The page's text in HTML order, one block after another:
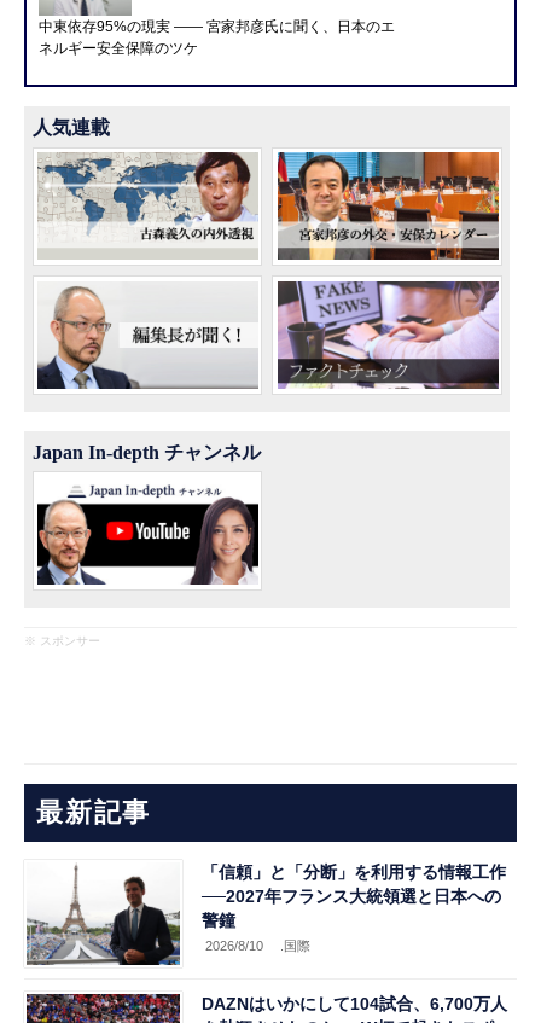
中東依存95%の現実 ―― 宮家邦彦氏に聞く、日本のエ
ネルギー安全保障のツケ
人気連載
Japan In-depth チャンネル
※ スポンサー
最新記事
「信頼」と「分断」を利用する情報工作
──2027年フランス大統領選と日本への
警鐘
2026/8/10 .国際
DAZNはいかにして104試合、6,700万人